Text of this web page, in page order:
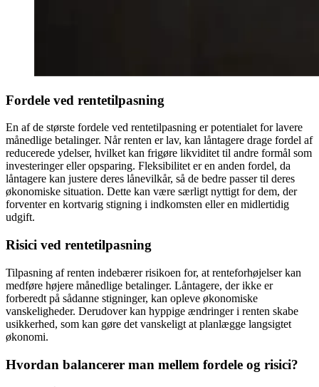
Fordele ved rentetilpasning
En af de største fordele ved rentetilpasning er potentialet for lavere
månedlige betalinger. Når renten er lav, kan låntagere drage fordel af
reducerede ydelser, hvilket kan frigøre likviditet til andre formål som
investeringer eller opsparing. Fleksibilitet er en anden fordel, da
låntagere kan justere deres lånevilkår, så de bedre passer til deres
økonomiske situation. Dette kan være særligt nyttigt for dem, der
forventer en kortvarig stigning i indkomsten eller en midlertidig
udgift.
Risici ved rentetilpasning
Tilpasning af renten indebærer risikoen for, at renteforhøjelser kan
medføre højere månedlige betalinger. Låntagere, der ikke er
forberedt på sådanne stigninger, kan opleve økonomiske
vanskeligheder. Derudover kan hyppige ændringer i renten skabe
usikkerhed, som kan gøre det vanskeligt at planlægge langsigtet
økonomi.
Hvordan balancerer man mellem fordele og risici?